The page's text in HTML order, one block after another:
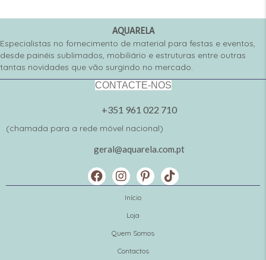
AQUARELA
Especialistas no fornecimento de material para festas e eventos,
desde painéis sublimados, mobiliário e estruturas entre outras
tantas novidades que vão surgindo no mercado.
CONTACTE-NOS
+351 961 022 710
(chamada para a rede móvel nacional)
geral@aquarela.com.pt
Início
Loja
Quem Somos
Contactos